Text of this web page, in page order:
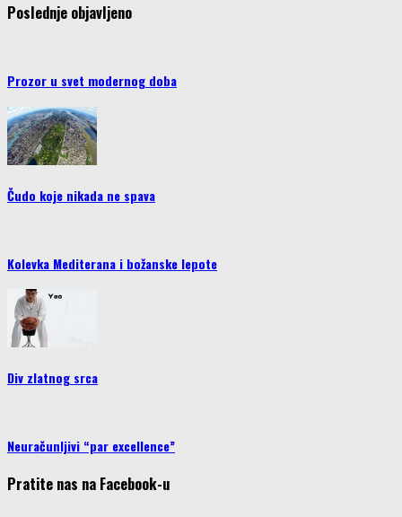
Poslednje objavljeno
Prozor u svet modernog doba
Čudo koje nikada ne spava
Kolevka Mediterana i božanske lepote
Div zlatnog srca
Neuračunljivi “par excellence”
Pratite nas na Facebook-u